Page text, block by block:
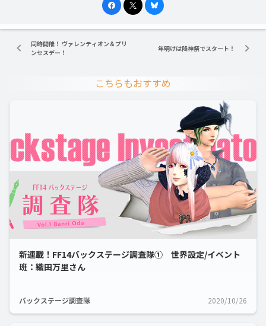
同時開催！ ヴァレンティオン＆プリ
ンセスデー！
年明けは降神祭でスタート！
こちらもおすすめ
新連載！FF14バックステージ調査隊① 世界設定/イベント
班：織田万里さん
バックステージ調査隊 2020/10/26